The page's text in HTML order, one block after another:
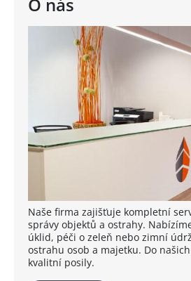
O nás
Naše firma zajišťuje kompletní
správy objektů a ostrahy.
úklid, péči o zeleň nebo zimní
ostrahu osob a majetku. Do
kvalitní posily.